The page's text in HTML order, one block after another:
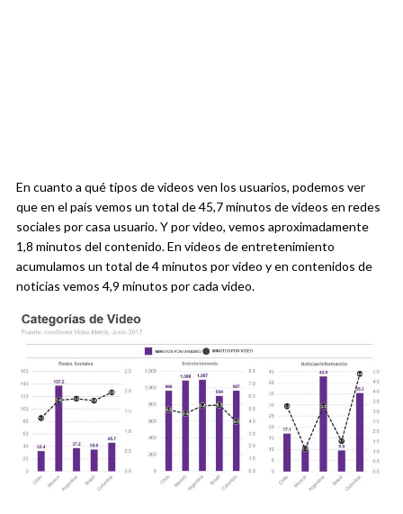
En cuanto a qué tipos de videos ven los usuarios, podemos ver
que en el país vemos un total de 45,7 minutos de videos en redes
sociales por casa usuario. Y por video, vemos aproximadamente
1,8 minutos del contenido. En videos de entretenimiento
acumulamos un total de 4 minutos por video y en contenidos de
noticias vemos 4,9 minutos por cada video.